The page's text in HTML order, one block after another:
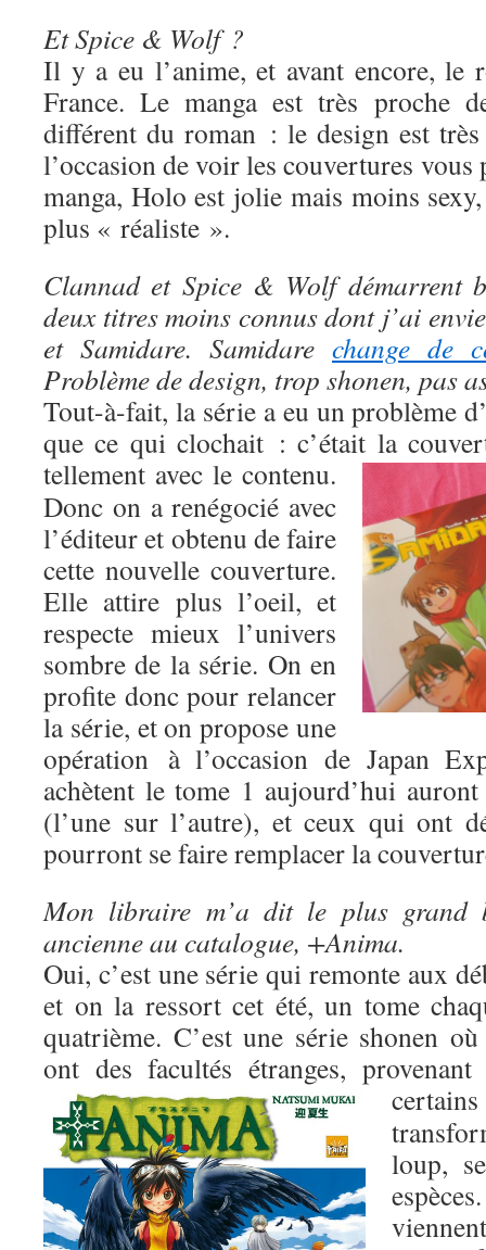
Et Spice & Wolf ?
Il y a eu l’anime, et avant encore, le
France. Le manga est très proche
différent du roman : le design est
l’occasion de voir les couvertures
manga, Holo est jolie mais moins
plus « réaliste ».
Clannad et Spice & Wolf démarrent
deux titres moins connus dont j’ai
et Samidare. Samidare change de
Problème de design, trop shonen, pas
Tout-à-fait, la série a eu un problème
que ce qui clochait : c’était la
tellement avec le contenu.
Donc on a renégocié avec
l’éditeur et obtenu de faire
cette nouvelle couverture.
Elle attire plus l’oeil, et
respecte mieux l’univers
sombre de la série. On en
profite donc pour relancer
la série, et on propose une
opération à l’occasion de Japan
achètent le tome 1 aujourd’hui
(l’une sur l’autre), et ceux qui ont
pourront se faire remplacer la
Mon libraire m’a dit le plus grand
ancienne au catalogue, +Anima.
Oui, c’est une série qui remonte aux
et on la ressort cet été, un tome
quatrième. C’est une série shonen
ont des facultés étranges,
loup,